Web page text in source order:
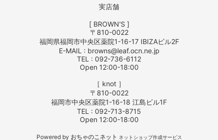
実店舗
[ BROWN'S ]
〒810-0022
福岡県福岡市中央区薬院1-16-17 IBIZAビル2F
E-MAIL : browns@leaf.ocn.ne.jp
TEL : 092-736-6112
Open 12:00-18:00
［ knot ］
〒810-0022
福岡市中央区薬院1-16-18 江島ビル1F
TEL : 092-713-8715
Open 12:00-18:00
Powered by おちゃのこネット ネットショップ作成サービス